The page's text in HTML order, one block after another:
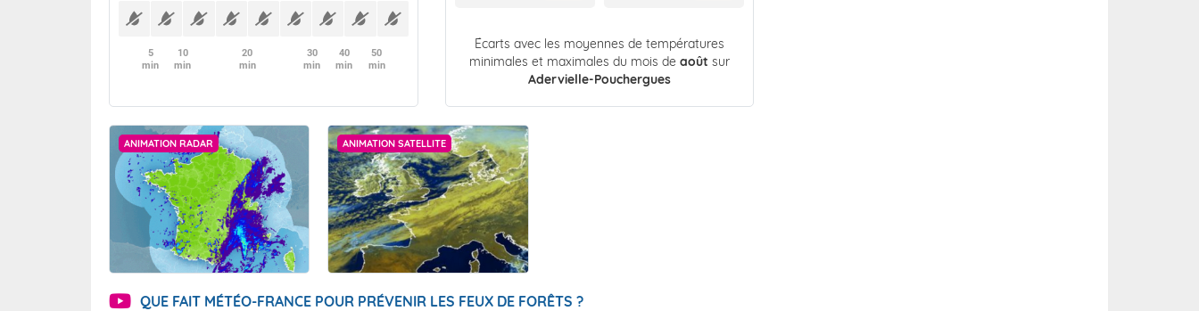
5
min
10
min
20
min
30
min
40
min
50
min
Écarts avec les moyennes de températures
minimales et maximales du mois de août sur
Adervielle-Pouchergues
ANIMATION RADAR ANIMATION SATELLITE
QUE FAIT MÉTÉO-FRANCE POUR PRÉVENIR LES FEUX DE FORÊTS ?